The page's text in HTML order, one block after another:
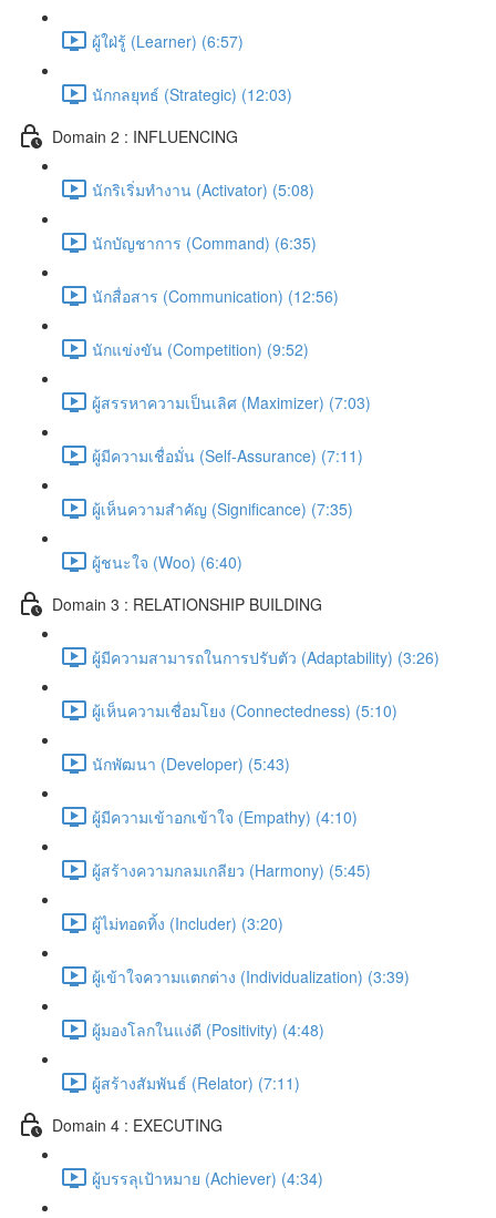
ผู้ใฝ่รู้ (Learner) (6:57)
นักกลยุทธ์ (Strategic) (12:03)
Domain 2 : INFLUENCING
นักริเริ่มทำงาน (Activator) (5:08)
นักบัญชาการ (Command) (6:35)
นักสื่อสาร (Communication) (12:56)
นักแข่งขัน (Competition) (9:52)
ผู้สรรหาความเป็นเลิศ (Maximizer) (7:03)
ผู้มีความเชื่อมั่น (Self-Assurance) (7:11)
ผู้เห็นความสำคัญ (Significance) (7:35)
ผู้ชนะใจ (Woo) (6:40)
Domain 3 : RELATIONSHIP BUILDING
ผู้มีความสามารถในการปรับตัว (Adaptability) (3:26)
ผู้เห็นความเชื่อมโยง (Connectedness) (5:10)
นักพัฒนา (Developer) (5:43)
ผู้มีความเข้าอกเข้าใจ (Empathy) (4:10)
ผู้สร้างความกลมเกลียว (Harmony) (5:45)
ผู้ไม่ทอดทิ้ง (Includer) (3:20)
ผู้เข้าใจความแตกต่าง (Individualization) (3:39)
ผู้มองโลกในแง่ดี (Positivity) (4:48)
ผู้สร้างสัมพันธ์ (Relator) (7:11)
Domain 4 : EXECUTING
ผู้บรรลุเป้าหมาย (Achiever) (4:34)